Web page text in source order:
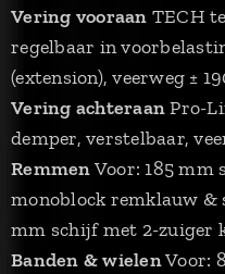
Vering vooraan TECH
regelbaar in
(extension), veerweg ±
Vering achteraanPro-
demper, verstelbaar,
RemmenVoor: 185 mm
monoblock remklauw &
mm schijf met 2-zuiger
Banden & wielenVoor: